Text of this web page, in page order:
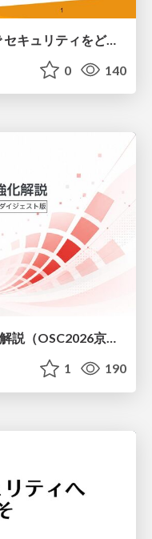
ボトムアップ文化が強い組織で セキュリティをどう根付かせていくかの現在進行形の話 / Making Security Stick in a Bottom-Up Organization
0 140
Redmine 7.0 新機能・機能強化解説（OSC2026京都ダイジェスト版）
1 190